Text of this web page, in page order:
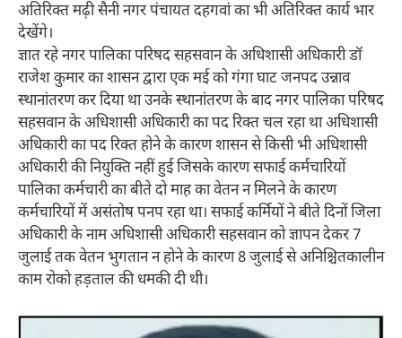
अतिरिक्त मढ़ी सैनी नगर पंचायत दहगवां का भी अतिरिक्त कार्य भार
देखेंगे।
ज्ञात रहे नगर पालिका परिषद सहसवान के अधिशासी अधिकारी डॉ
राजेश कुमार का शासन द्वारा एक मई को गंगा घाट जनपद उन्नाव
स्थानांतरण कर दिया था उनके स्थानांतरण के बाद नगर पालिका परिषद
सहसवान के अधिशासी अधिकारी का पद रिक्त चल रहा था अधिशासी
अधिकारी का पद रिक्त होने के कारण शासन से किसी भी अधिशासी
अधिकारी की नियुक्ति नहीं हुई जिसके कारण सफाई कर्मचारियों
पालिका कर्मचारी का बीते दो माह का वेतन न मिलने के कारण
कर्मचारियों में असंतोष पनप रहा था। सफाई कर्मियों ने बीते दिनों जिला
अधिकारी के नाम अधिशासी अधिकारी सहसवान को ज्ञापन देकर 7
जुलाई तक वेतन भुगतान न होने के कारण 8 जुलाई से अनिश्चितकालीन
काम रोको हड़ताल की धमकी दी थी।